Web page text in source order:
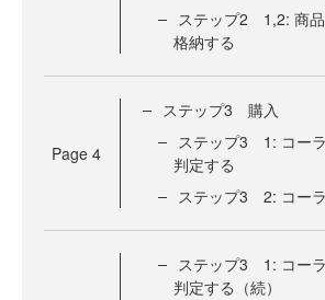
ステップ2 1,2: 商
格納する
Page 4
ステップ3 購入
ステップ3 1: コー
判定する
ステップ3 2: コー
ステップ3 1: コー
判定する（続）